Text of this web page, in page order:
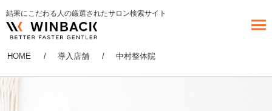
結果にこだわる人の厳選されたサロン検索サイト
HOME 導入店舗 中村整体院